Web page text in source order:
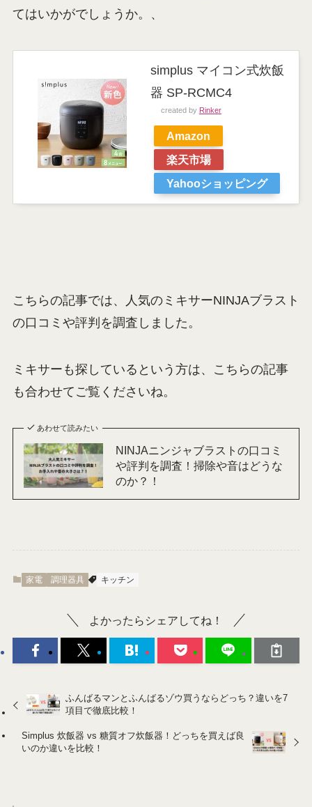
てはいかがでしょうか。、
simplus マイコン式炊飯
器 SP-RCMC4
created by Rinker
Amazon
楽天市場
Yahooショッピング
こちらの記事では、人気のミキサーNINJAブラスト
の口コミや評判を調査しました。
ミキサーも探しているという方は、こちらの記事
も合わせてご覧くださいね。
あわせて読みたい
NINJAニンジャブラストの口コミ
や評判を調査！掃除や音はどうな
のか？！
家電 調理器具 キッチン
よかったらシェアしてね！
ふんばるマンとふんばるゾウ買うならどっち？違いを7
項目で徹底比較！
Simplus 炊飯器 vs 糖質オフ炊飯器！どっちを買えば良
いのか違いを比較！